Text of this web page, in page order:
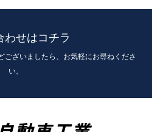
わせはコチラ
ございましたら、お気軽にお尋ねくださ
い。